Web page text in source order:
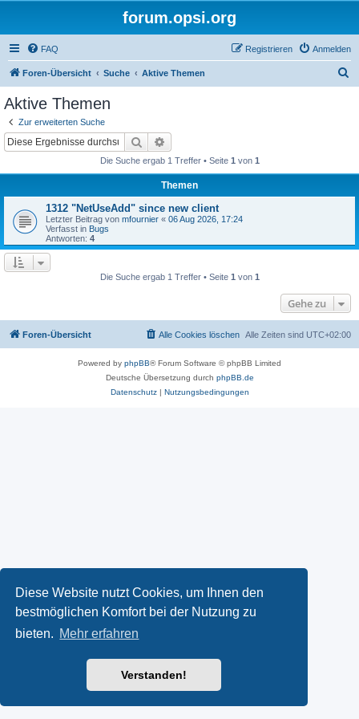
Diese Website nutzt Cookies, um Ihnen den
bestmöglichen Komfort bei der Nutzung zu
bieten. Mehr erfahren
Verstanden!
forum.opsi.org
FAQ Anmelden
Registrieren
Foren-Übersicht Suche Aktive Themen
Aktive Themen
Zur erweiterten Suche
Suche
Die Suche ergab 1 Treffer • Seite 1 von 1
Themen
1312 "NetUseAdd" since new client
Letzter Beitrag von mfournier « 06 Aug 2026, 17:24
Verfasst in Bugs
Antworten: 4
Die Suche ergab 1 Treffer • Seite 1 von 1
Gehe zu
Foren-Übersicht Alle Zeiten sind UTC+02:00
Alle Cookies löschen
Powered by phpBB® Forum Software © phpBB Limited
Deutsche Übersetzung durch phpBB.de
Datenschutz| Nutzungsbedingungen